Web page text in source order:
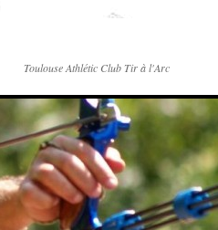
Toulouse Athlétic Club Tir à l'Arc